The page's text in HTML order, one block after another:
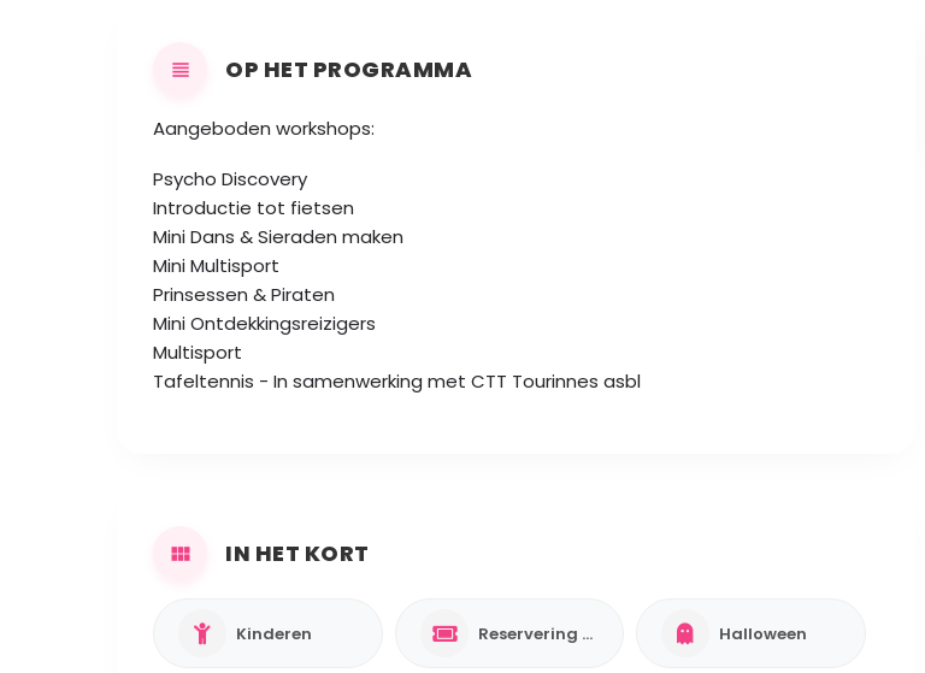
OP HET PROGRAMMA
Aangeboden workshops:
Psycho Discovery
Introductie tot fietsen
Mini Dans & Sieraden maken
Mini Multisport
Prinsessen & Piraten
Mini Ontdekkingsreizigers
Multisport
Tafeltennis - In samenwerking met CTT Tourinnes asbl
IN HET KORT
Kinderen Reservering verplicht Halloween